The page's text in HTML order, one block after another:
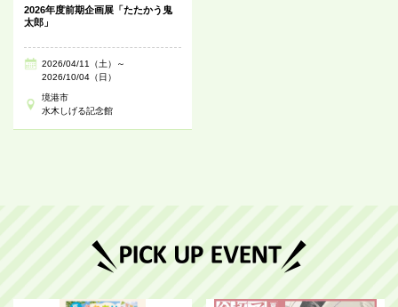
2026年度前期企画展「たたかう鬼
太郎」
2026/04/11（土）～
2026/10/04（日）
境港市
水木しげる記念館